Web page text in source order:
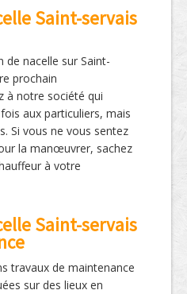
Saint-servais
de nacelle sur Saint-
prochain
à notre société qui
aux particuliers, mais
Si vous ne vous sentez
la manœuvrer, sachez
à votre
Saint-servais
travaux de maintenance
sur des lieux en